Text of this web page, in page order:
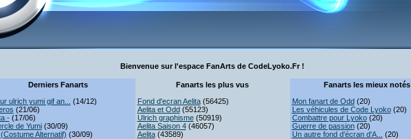
Bienvenue sur l'espace FanArts de CodeLyoko.Fr !
Derniers Fanarts
ulrich yumi gif an...
(14/12)
(21/06)
-(17/06)
de Yumi(30/09)
Alternatif) (30/09)
Fanarts les plus vus
Fond d'ecran Aelita(56425)
Aelita et Odd(55123)
Ulrich graphisme(50919)
Aelita Saison 4(46057)
Aelita(43589)
Fanarts les mieux notés
Mon fanart de Odd(20)
Les véhicules de Code Lyoko(20)
Combattre pour Lyoko(20)
Guerre de passion(20)
Un autre fond d'écran d'A...
(20)